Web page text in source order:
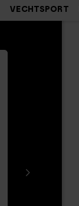
VECHTSPORT